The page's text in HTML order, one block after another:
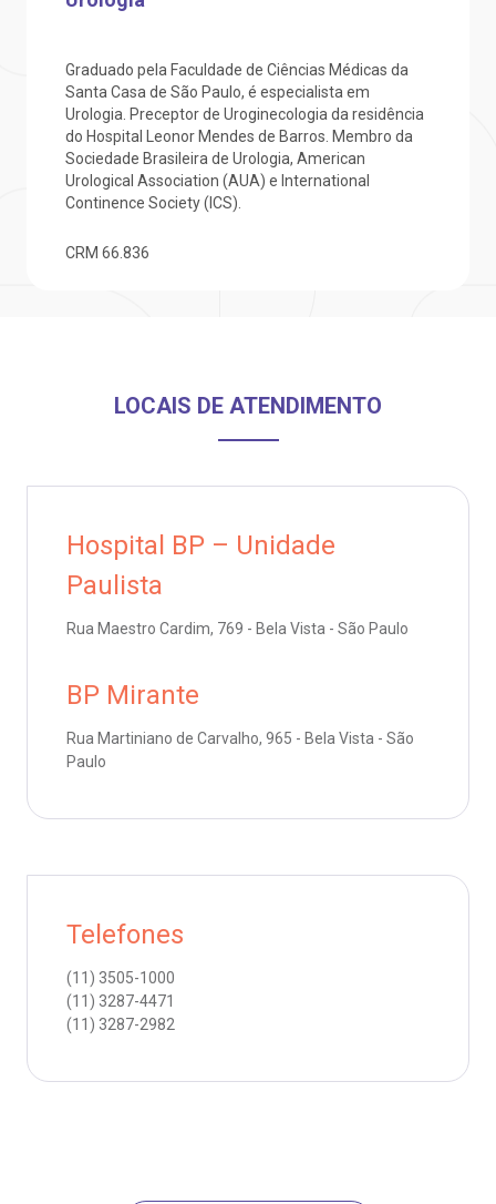
Saiba mais
Endereço:
R. Martiniano de Carvalho, 965
CEP: 01323-001 | Bela Vista
R. Colômbia, 332
CEP: 01438-000 | Jardim Paulista
a BP
de Bioética
Cirurgia
e perdidos
Graduado pela Faculdade de Ciências Médicas da
Santa Casa de São Paulo, é especialista em
Urologia. Preceptor de Uroginecologia da residência
do Hospital Leonor Mendes de Barros. Membro da
Sociedade Brasileira de Urologia, American
Urological Association (AUA) e International
Continence Society (ICS).
CRM 66.836
LOCAIS DE ATENDIMENTO
Hospital BP – Unidade
Paulista
Rua Maestro Cardim, 769 - Bela Vista - São Paulo
BP Mirante
Rua Martiniano de Carvalho, 965 - Bela Vista - São
Paulo
Telefones
(11) 3505-1000
(11) 3287-4471
(11) 3287-2982